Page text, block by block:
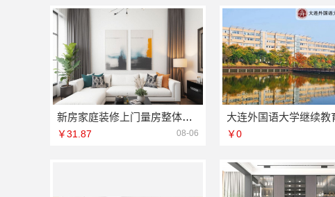
新房家庭装修上门量房整体落地福建尚艺空间新材料科技有限公司
￥31.87 08-06 ￥0